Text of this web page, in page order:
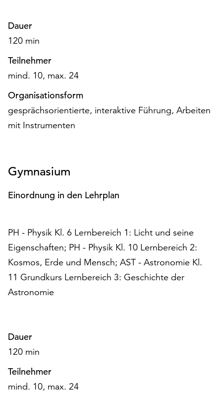
weiterhin
ausgeführt.
Möchten
Sie
verwendeten
Cookies
anpassen,
erreichen
über
Schaltfläche
Weitere
Informationen
finden
Sie
in
Datenschutzerklärung
Impressum
.
Dauer
120 min
Teilnehmer
mind. 10, max. 24
Organisationsform
gesprächsorientierte, interaktive Führung, Arbeiten
mit Instrumenten
Gymnasium
Einordnung in den Lehrplan
PH - Physik Kl. 6 Lernbereich 1: Licht und seine
Eigenschaften; PH - Physik Kl. 10 Lernbereich 2:
Kosmos, Erde und Mensch; AST - Astronomie Kl.
11 Grundkurs Lernbereich 3: Geschichte der
Astronomie
Dauer
120 min
Teilnehmer
mind. 10, max. 24